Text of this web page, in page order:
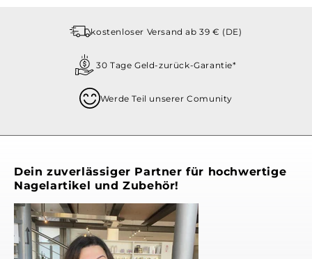
kostenloser Versand ab 39 € (DE)
30 Tage Geld-zurück-Garantie*
Werde Teil unserer Comunity
Dein zuverlässiger Partner für hochwertige
Nagelartikel und Zubehör!